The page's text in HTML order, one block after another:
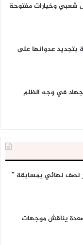
شعبي وخيارات مفتوحة
بتجديد عدوانها على
في وجه الظلم
نصف نهائي بمسابقة ”
يناقش موجهات